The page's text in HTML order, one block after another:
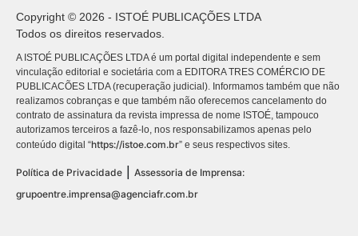
Copyright © 2026 - ISTOÉ PUBLICAÇÕES LTDA
Todos os direitos reservados.
A ISTOÉ PUBLICAÇÕES LTDA é um portal digital independente e sem
vinculação editorial e societária com a EDITORA TRES COMÉRCIO DE
PUBLICACÕES LTDA (recuperação judicial). Informamos também que não
realizamos cobranças e que também não oferecemos cancelamento do
contrato de assinatura da revista impressa de nome ISTOÉ, tampouco
autorizamos terceiros a fazê-lo, nos responsabilizamos apenas pelo
conteúdo digital “https://istoe.com.br” e seus respectivos sites.
Política de Privacidade
Assessoria de Imprensa:
grupoentre.imprensa@agenciafr.com.br